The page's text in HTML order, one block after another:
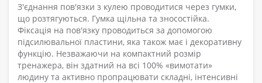
З'єднання пов'язки з кулею проводитися через гумки,
що розтягуються. Гумка щільна та зносостійка.
Фіксація на пов'язку проводиться за допомогою
підсилювальної пластини, яка також має і декоративну
функцію. Незважаючи на компактний розмір
тренажера, він здатний на всі 100% «вимотати»
людину та активно пропрацювати складні, інтенсивні